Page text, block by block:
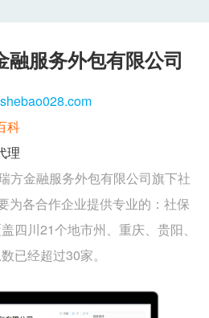
融服务外包有限公司
科
理
方金融服务外包有限公司旗下社
为各合作企业提供专业的：社保
四川21个地市州、重庆、贵阳、
已经超过30家。